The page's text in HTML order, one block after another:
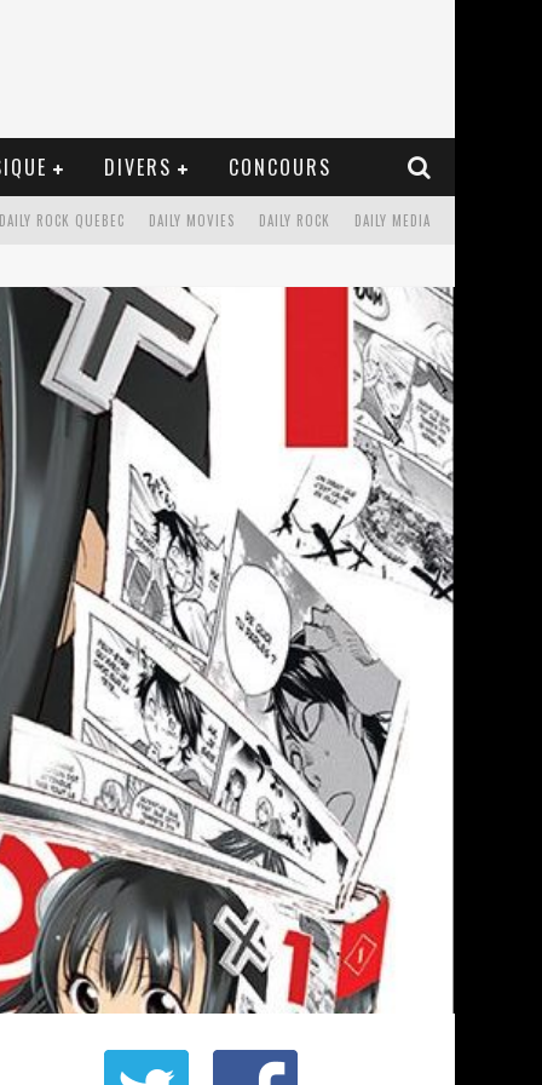
DIVERS CONCOURS
DAILY MEDIA
DAILY ROCK
DAILY MOVIES
DAILY ROCK QUEBEC